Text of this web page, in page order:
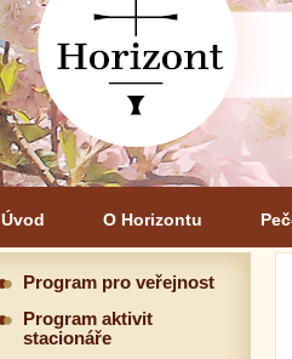
Úvod O Horizontu
Program pro veřejnost
Program aktivit
stacionáře